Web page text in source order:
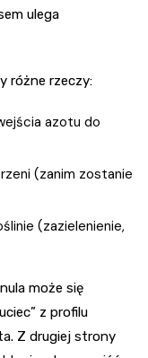
ulega
różne rzeczy:
azotu do
(zanim zostanie
(zazielenienie,
może się
z profilu
Z drugiej strony